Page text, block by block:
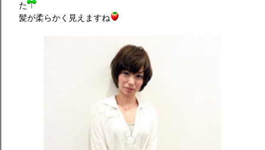
た
髪が柔らかく見えますね